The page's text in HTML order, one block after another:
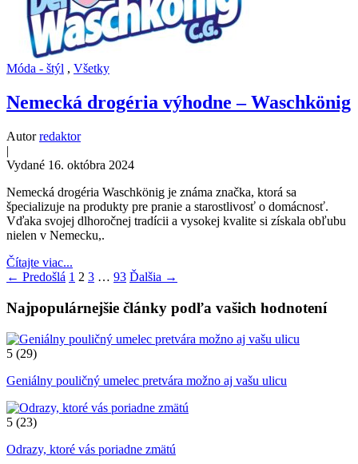
Móda - štýl , Všetky
Nemecká drogéria výhodne – Waschkönig
Autorredaktor
|
Vydané 16. októbra 2024
Nemecká drogéria Waschkönig je známa značka, ktorá sa
špecializuje na produkty pre pranie a starostlivosť o domácnosť.
Vďaka svojej dlhoročnej tradícii a vysokej kvalite si získala obľubu
nielen v Nemecku,.
Čítajte viac...
← Predošlá 1 2 3 … 93 Ďalšia →
Najpopulárnejšie články podľa vašich hodnotení
5 (29)
Geniálny pouličný umelec pretvára možno aj vašu ulicu
5 (23)
Odrazy, ktoré vás poriadne zmätú